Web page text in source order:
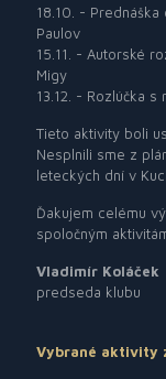
18.10. -
Paulov
15.11. - Autorské
Migy
13.12. - Rozlúčka
Tieto aktivity boli
Nesplnili sme z
leteckých dní v
Ďakujem celému
spoločným
Vladimír Koláček
predseda klubu
Vybrané aktivity